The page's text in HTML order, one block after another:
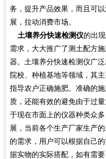
务，提升产品效果，而且可
展，拉动消费市场。
土壤养分快速检测仪的出
需求，大大推广了测土配方
器。土壤养分快速检测仪广
院校、种植基地等领域，其
指导农户正确施肥。准确的
质，还能有效的避免由于过
于现在市面上的仪器种类众
展，当前各个生产厂家生产
的需求，用户可以根据自己
据实物的实际搭配，如有需